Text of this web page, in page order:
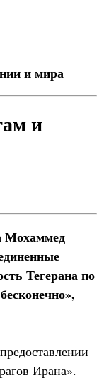
и мира
и
Мохаммед
Тегерана по
Ирана».